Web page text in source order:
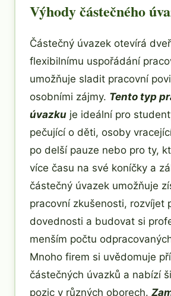
Výhody částečného
Částečný úvazek otevírá
flexibilnímu uspořádání
umožňuje sladit pracovní
osobními zájmy. Tento typ
úvazku je ideální pro
pečující o děti, osoby
po delší pauze nebo pro ty,
více času na své koníčky a
částečný úvazek umožňuje
pracovní zkušenosti, rozvíjet
dovednosti a budovat si
menším počtu
Mnoho firem si uvědomuje
částečných úvazků a nabízí
pozic v různých oborech.